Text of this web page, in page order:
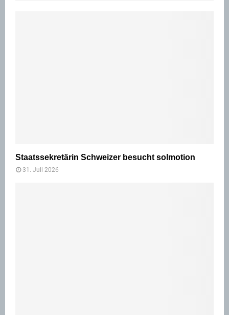
Staatssekretärin Schweizer besucht solmotion
31. Juli 2026